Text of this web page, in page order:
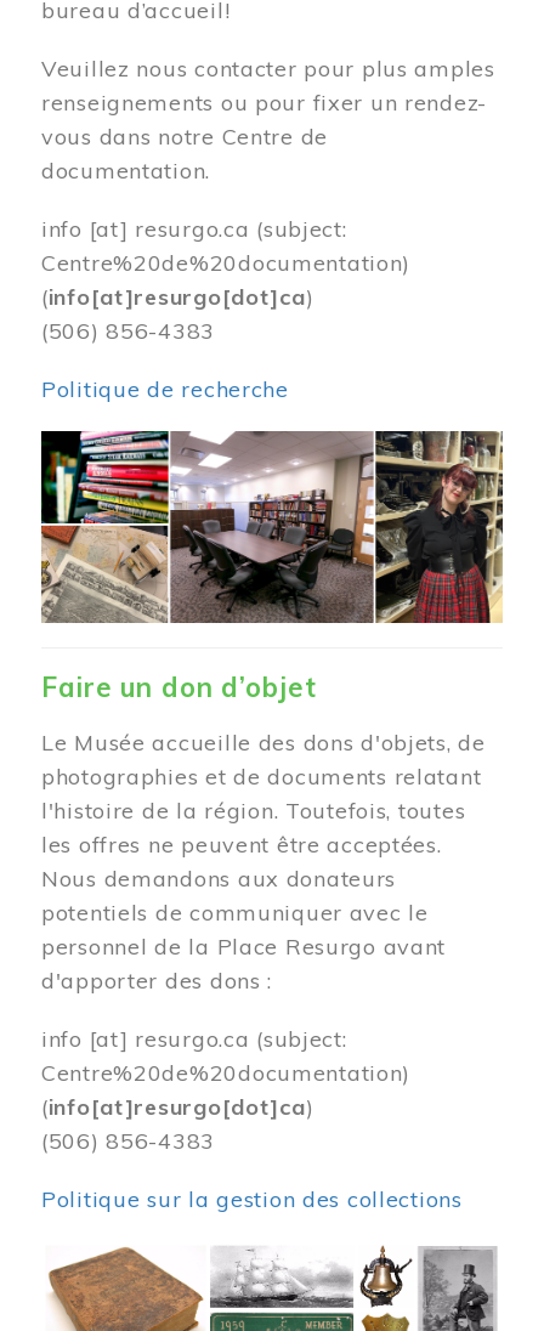
bureau d’accueil!
Veuillez nous contacter pour plus amples
renseignements ou pour fixer un rendez-
vous dans notre Centre de
documentation.
info [at] resurgo.ca (subject:
Centre%20de%20documentation)
(info[at]resurgo[dot]ca)
(506) 856-4383
Politique de recherche
Image
Faire un don d’objet
Le Musée accueille des dons d'objets, de
photographies et de documents relatant
l'histoire de la région. Toutefois, toutes
les offres ne peuvent être acceptées.
Nous demandons aux donateurs
potentiels de communiquer avec le
personnel de la Place Resurgo avant
d'apporter des dons :
info [at] resurgo.ca (subject:
Centre%20de%20documentation)
(info[at]resurgo[dot]ca)
(506) 856-4383
Politique sur la gestion des collections